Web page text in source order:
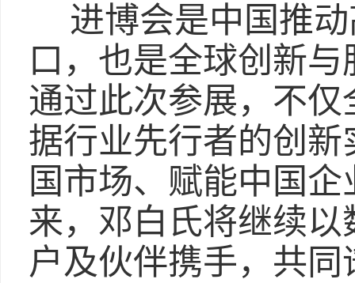
进博会是中国推
口，也是全球创新
通过此次参展，不
据行业先行者的创
国市场、赋能中国
来，邓白氏将继续
户及伙伴携手，共